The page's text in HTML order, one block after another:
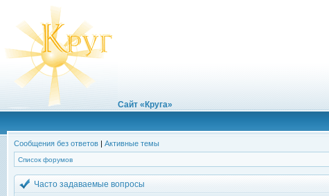
Сайт «Круга»
Сообщения без ответов | Активные темы
Список форумов
Часто задаваемые вопросы